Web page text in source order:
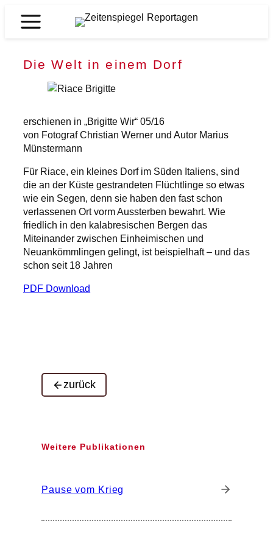
Inhalt
Zeitenspiegel
Die Welt in einem Dorf
erschienen in „Brigitte Wir“ 05/16
von Fotograf Christian Werner und Autor Marius
Münstermann
Für Riace, ein kleines Dorf im Süden Italiens, sind
die an der Küste gestrandeten Flüchtlinge so etwas
wie ein Segen, denn sie haben den fast schon
verlassenen Ort vorm Aussterben bewahrt. Wie
friedlich in den kalabresischen Bergen das
Miteinander zwischen Einheimischen und
Neuankömmlingen gelingt, ist beispielhaft – und das
schon seit 18 Jahren
PDF Download
zurück
Weitere Publikationen
Pause vom Krieg